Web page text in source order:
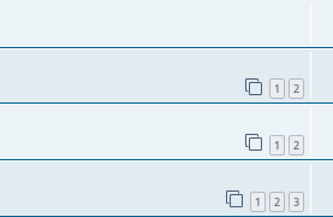
1 2
1 2
1 2 3